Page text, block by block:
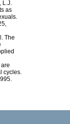
L.J.
as
The
cycles.